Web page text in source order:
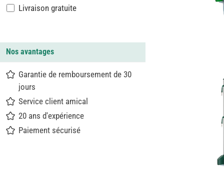
Ajouter un filtre : Livraison gratuite
Livraison gratuite
Nos avantages
Garantie de remboursement de 30
jours
Service client amical
20 ans d'expérience
Paiement sécurisé